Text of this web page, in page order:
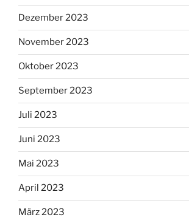
Dezember 2023
November 2023
Oktober 2023
September 2023
Juli 2023
Juni 2023
Mai 2023
April 2023
März 2023